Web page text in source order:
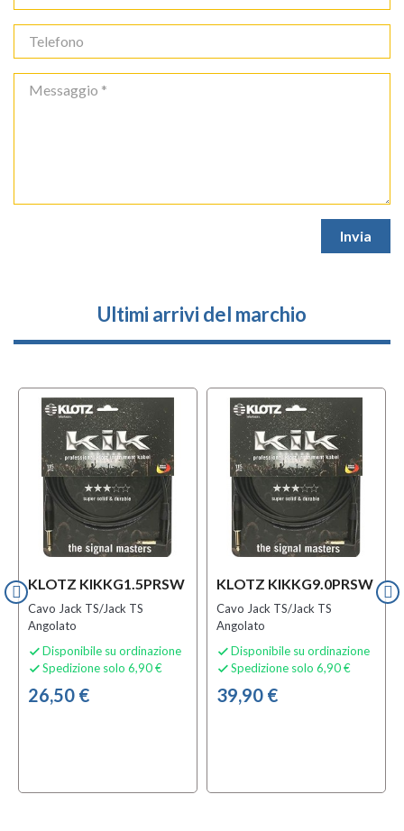
Ultimi arrivi del marchio
KLOTZ KIKKG1.5PRSW
Cavo Jack TS/Jack TS
Angolato
 Disponibile su ordinazione
 Spedizione solo 6,90 €
26,50 €
KLOTZ KIKKG9.0PRSW
Cavo Jack TS/Jack TS
Angolato
 Disponibile su ordinazione
 Spedizione solo 6,90 €
39,90 €